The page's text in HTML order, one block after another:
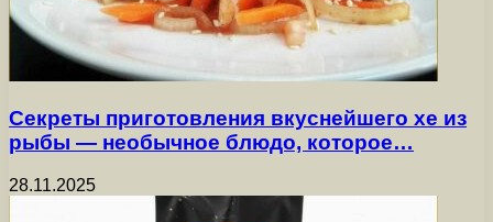
Секреты приготовления вкуснейшего хе из
рыбы — необычное блюдо, которое…
28.11.2025